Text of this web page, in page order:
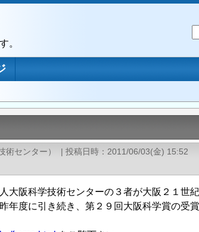
。
センター） | 投稿日時
2011/06/03(金) 15:52
大阪科学技術センターの３者が大阪２１世
年度に引き続き、第２９回大阪科学賞の受